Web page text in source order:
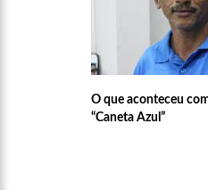
O que aconteceu
“Caneta Azul”